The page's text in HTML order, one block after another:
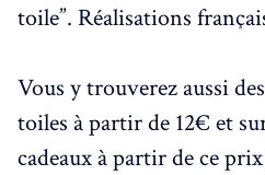
toile”. Réalisations
Vous y trouverez aussi
toiles à partir de 12€ et
cadeaux à partir de ce